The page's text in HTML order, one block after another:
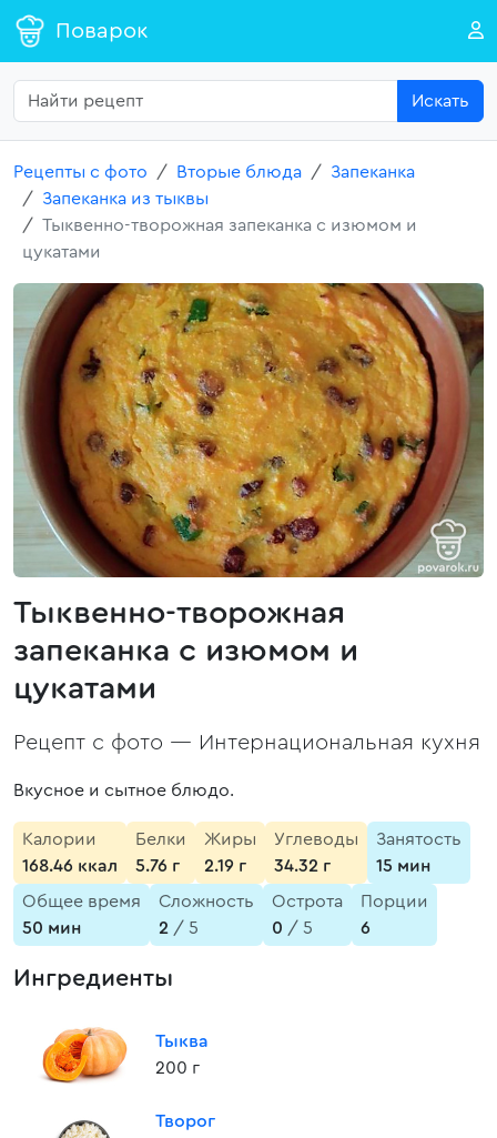
Поварок
Искать
Рецепты с фото Вторые блюда
Запеканка
Запеканка из тыквы
Тыквенно-творожная запеканка с изюмом и
цукатами
Тыквенно-творожная
запеканка с изюмом и
цукатами
Рецепт с фото — Интернациональная кухня
Вкусное и сытное блюдо.
Калории
168.46 ккал
Белки
5.76 г
Жиры
2.19 г
Углеводы
34.32 г
Занятость
15 мин
Общее время
50 мин
Сложность
2 / 5
Острота
0 / 5
Порции
6
Ингредиенты
Тыква
200 г
Творог